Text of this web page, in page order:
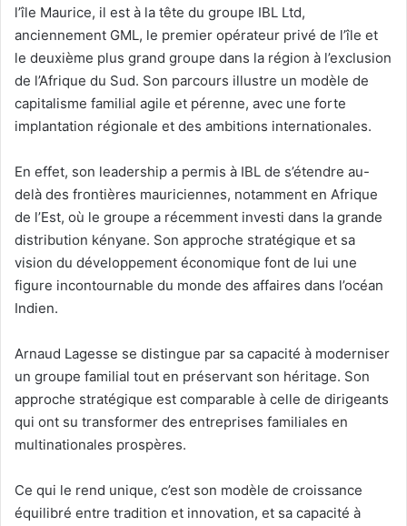
l’île Maurice, il est à la tête du groupe IBL Ltd,
anciennement GML, le premier opérateur privé de l’île et
le deuxième plus grand groupe dans la région à l’exclusion
de l’Afrique du Sud. Son parcours illustre un modèle de
capitalisme familial agile et pérenne, avec une forte
implantation régionale et des ambitions internationales.
En effet, son leadership a permis à IBL de s’étendre au-
delà des frontières mauriciennes, notamment en Afrique
de l’Est, où le groupe a récemment investi dans la grande
distribution kényane. Son approche stratégique et sa
vision du développement économique font de lui une
figure incontournable du monde des affaires dans l’océan
Indien.
Arnaud Lagesse se distingue par sa capacité à moderniser
un groupe familial tout en préservant son héritage. Son
approche stratégique est comparable à celle de dirigeants
qui ont su transformer des entreprises familiales en
multinationales prospères.
Ce qui le rend unique, c’est son modèle de croissance
équilibré entre tradition et innovation, et sa capacité à